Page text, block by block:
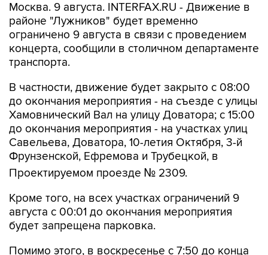
Москва. 9 августа. INTERFAX.RU - Движение в
районе "Лужников" будет временно
ограничено 9 августа в связи с проведением
концерта, сообщили в столичном департаменте
транспорта.
В частности, движение будет закрыто с 08:00
до окончания мероприятия - на съезде с улицы
Хамовнический Вал на улицу Доватора; с 15:00
до окончания мероприятия - на участках улиц
Савельева, Доватора, 10-летия Октября, 3-й
Фрунзенской, Ефремова и Трубецкой, в
Проектируемом проезде № 2309.
Кроме того, на всех участках ограничений 9
августа с 00:01 до окончания мероприятия
будет запрещена парковка.
Помимо этого, в воскресенье с 7:50 до конца